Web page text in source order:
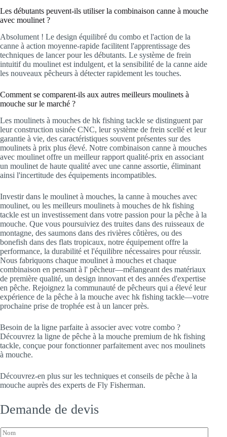
Les débutants peuvent-ils utiliser la combinaison canne à mouche
avec moulinet ?
Absolument ! Le design équilibré du combo et l'action de la
canne à action moyenne-rapide facilitent l'apprentissage des
techniques de lancer pour les débutants. Le système de frein
intuitif du moulinet est indulgent, et la sensibilité de la canne aide
les nouveaux pêcheurs à détecter rapidement les touches.
Comment se comparent-ils aux autres meilleurs moulinets à
mouche sur le marché ?
Les moulinets à mouches de hk fishing tackle se distinguent par
leur construction usinée CNC, leur système de frein scellé et leur
garantie à vie, des caractéristiques souvent présentes sur des
moulinets à prix plus élevé. Notre combinaison canne à mouches
avec moulinet offre un meilleur rapport qualité-prix en associant
un moulinet de haute qualité avec une canne assortie, éliminant
ainsi l'incertitude des équipements incompatibles.
Investir dans le moulinet à mouches, la canne à mouches avec
moulinet, ou les meilleurs moulinets à mouches de hk fishing
tackle est un investissement dans votre passion pour la pêche à la
mouche. Que vous poursuiviez des truites dans des ruisseaux de
montagne, des saumons dans des rivières côtières, ou des
bonefish dans des flats tropicaux, notre équipement offre la
performance, la durabilité et l'équilibre nécessaires pour réussir.
Nous fabriquons chaque moulinet à mouches et chaque
combinaison en pensant à l' pêcheur—mélangeant des matériaux
de première qualité, un design innovant et des années d'expertise
en pêche. Rejoignez la communauté de pêcheurs qui a élevé leur
expérience de la pêche à la mouche avec hk fishing tackle—votre
prochaine prise de trophée est à un lancer près.
Besoin de la ligne parfaite à associer avec votre combo ?
Découvrez la ligne de pêche à la mouche premium de hk fishing
tackle, conçue pour fonctionner parfaitement avec nos moulinets
à mouche.
Découvrez-en plus sur les techniques et conseils de pêche à la
mouche auprès des experts de Fly Fisherman.
Demande de devis
N